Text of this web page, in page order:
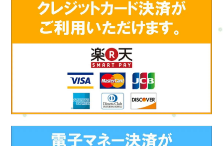
をしますか？","acceptedAnswer": {"@type": "Answer","text": "難し
いことはしませんのでご安心を。呼吸を整えたり、身体の感覚
に意識を向けたりといった簡単なリラックス法です。初めての
いのペースで通うと効果的ですか？","acceptedAnswer":
{"@type": "Answer","text": "月に1～2回が理想です。継続して受
けることで、体や心の変化をしっかり実感できます。チケット
の活用がおすすめです。"}},{"@type": "Question","name": "痛み
があるときでも受けて大丈夫？","acceptedAnswer": {"@type":
"Answer","text": "痛みの強さや部位によって内容を調整できま
す。状態に合わせて無理なく進めるので、気になることがあれ
"着替えは必要ですか？","acceptedAnswer": {"@type":